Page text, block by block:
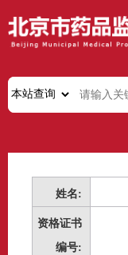
姓名:
资格证书
编号: